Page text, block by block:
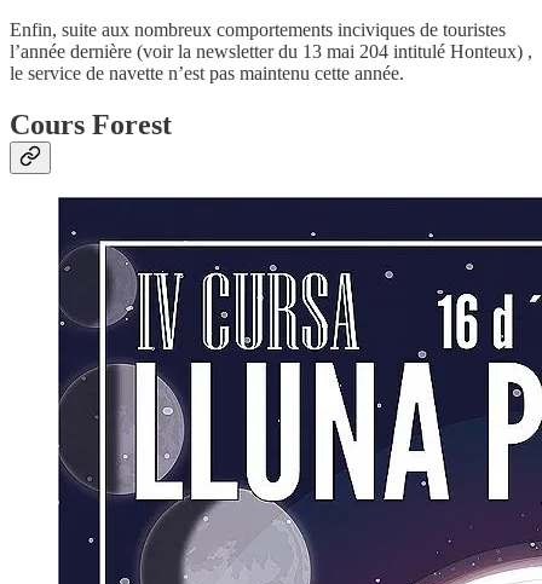
Enfin, suite aux nombreux comportements inciviques de touristes
l’année dernière (voir la newsletter du 13 mai 204 intitulé Honteux) ,
le service de navette n’est pas maintenu cette année.
Cours Forest